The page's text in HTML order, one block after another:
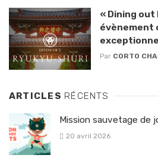
« Dining out
évènement
Par CORTO
ARTICLES RÉCENTS
Mission sauvetage de
20 avril 2026